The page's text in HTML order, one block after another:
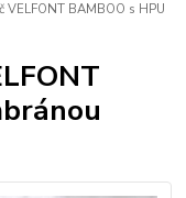
VELFONT BAMBOO s HPU